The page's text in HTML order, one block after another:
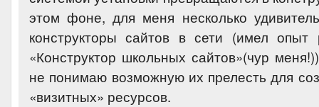
этом фоне, для меня несколько
конструкторы сайтов в сети (имел
«Конструктор школьных сайтов»(чур
не понимаю возможную их прелесть для
«визитных» ресурсов.